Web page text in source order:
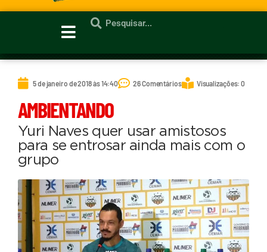
5 de janeiro de 2018 às 14:40 26 Comentários Visualizações: 0
AMBIENTANDO
Yuri Naves quer usar amistosos
para se entrosar ainda mais com o
grupo